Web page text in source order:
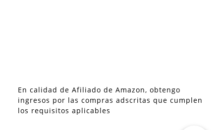
En calidad de Afiliado de Amazon, obtengo
ingresos por las compras adscritas que cumplen
los requisitos aplicables